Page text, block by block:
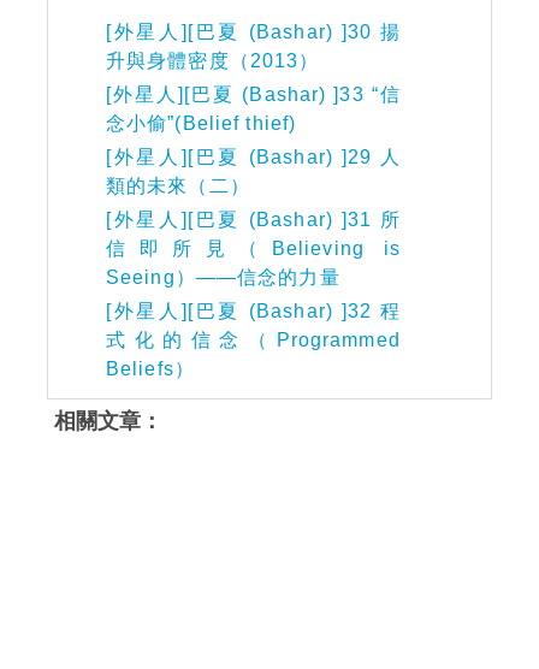
[外星人][巴夏 (Bashar) ]30 揚
升與身體密度（2013）
[外星人][巴夏 (Bashar) ]33 “信
念小偷”(Belief thief)
[外星人][巴夏 (Bashar) ]29 人
類的未來（二）
[外星人][巴夏 (Bashar) ]31 所
信即所見（Believing is
Seeing）——信念的力量
[外星人][巴夏 (Bashar) ]32 程
式化的信念（Programmed
Beliefs）
相關文章：